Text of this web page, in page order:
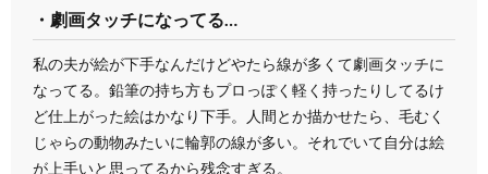
・劇画タッチになってる…
私の夫が絵が下手なんだけどやたら線が多くて劇画タッチに
なってる。鉛筆の持ち方もプロっぽく軽く持ったりしてるけ
ど仕上がった絵はかなり下手。人間とか描かせたら、毛むく
じゃらの動物みたいに輪郭の線が多い。それでいて自分は絵
が上手いと思ってるから残念すぎる。